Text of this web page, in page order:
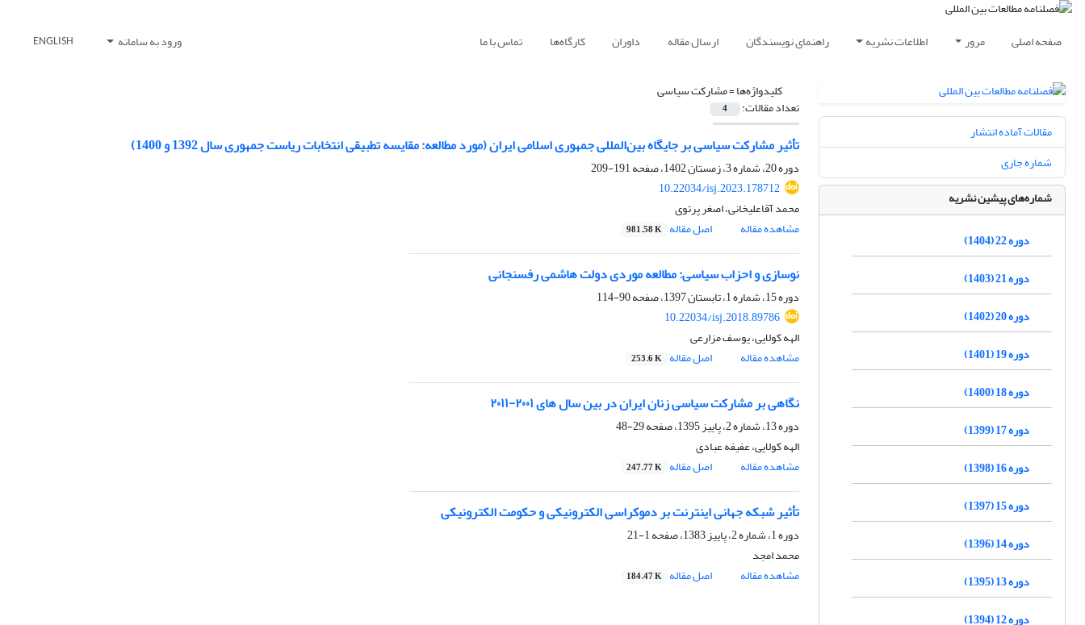
صفحه اصلی مرور اطلاعات نشریه راهنمای نویسندگان ارسال مقاله داوران کارگاه‌ها تماس با ما ورود به سامانه ENGLISH
کلیدواژه‌ها =مشارکت سیاسی
تعداد مقالات: 4
تأثیر مشارکت سیاسی بر جایگاه بین‌المللی جمهوری اسلامی ایران (مورد مطالعه: مقایسه تطبیقی انتخابات ریاست جمهوری سال 1392 و 1400)
دوره 20، شماره 3، زمستان 1402، صفحه
191-209
10.22034/isj.2023.178712
محمد آقاعلیخانی، اصغر پرتوی
مشاهده مقاله
اصل مقاله 981.58 K
نوسازی و احزاب سیاسی: مطالعه موردی دولت ‌هاشمی رفسنجانی
دوره 15، شماره 1، تابستان 1397، صفحه
90-114
10.22034/isj.2018.89786
الهه کولایی، یوسف مزارعی
مشاهده مقاله
اصل مقاله 253.6 K
نگاهی بر مشارکت سیاسی زنان ایران در بین سال های ۲۰۰۱-۲۰۱۱
دوره 13، شماره 2، پاییز 1395، صفحه
29-48
الهه کولایی، عفیفه عبادی
مشاهده مقاله
اصل مقاله 247.77 K
تأثیر شبکه جهانی اینترنت بر دموکراسی الکترونیکی و حکومت الکترونیکی
دوره 1، شماره 2، پاییز 1383، صفحه
1-21
محمد امجد
مشاهده مقاله
اصل مقاله 184.47 K
مقالات آماده انتشار
شماره جاری
شماره‌های پیشین نشریه
دوره 22 (1404)
دوره 21 (1403)
دوره 20 (1402)
دوره 19 (1401)
دوره 18 (1400)
دوره 17 (1399)
دوره 16 (1398)
دوره 15 (1397)
دوره 14 (1396)
دوره 13 (1395)
دوره 12 (1394)